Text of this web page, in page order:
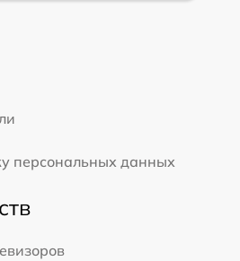
персональных данных